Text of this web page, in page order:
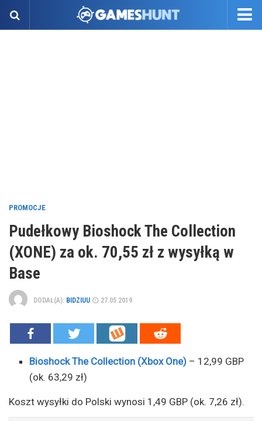
PROMOCJE
Pudełkowy Bioshock The Collection
(XONE) za ok. 70,55 zł z wysyłką w
Base
DODAŁ(A): BIDZIUU 27.05.2019
Bioshock The Collection (Xbox One) – 12,99 GBP
(ok. 63,29 zł)
Koszt wysyłki do Polski wynosi 1,49 GBP (ok. 7,26 zł).